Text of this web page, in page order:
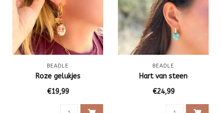
BEADLE
Roze gelukjes
€19,99
BEADLE
Hart van steen
€24,99